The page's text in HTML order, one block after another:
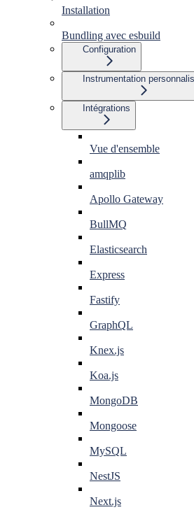
Installation
Bundling avec esbuild
Configuration
Instrumentation
Intégrations
Vue d'ensemble
amqplib
Apollo Gateway
BullMQ
Elasticsearch
Express
Fastify
GraphQL
Knex.js
Koa.js
MongoDB
Mongoose
MySQL
NestJS
Next.js